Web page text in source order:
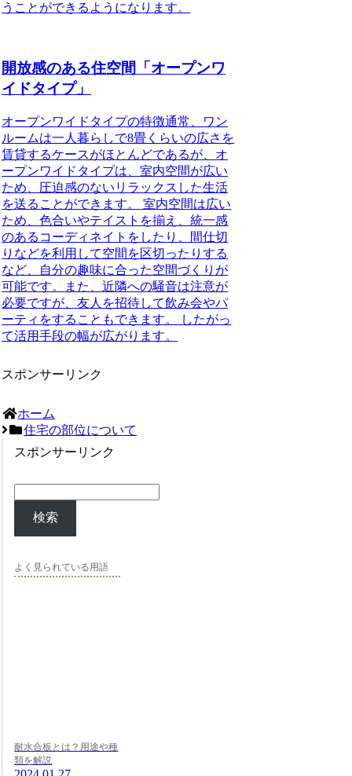
うことができるようになります。
開放感のある住空間「オープンワ
イドタイプ」
オープンワイドタイプの特徴通常、ワン
ルームは一人暮らしで8畳くらいの広さを
賃貸するケースがほとんどであるが、 オ
ープンワイドタイプは、室内空間が広い
ため、圧迫感のないリラックスした生活
を送ることができます。
室内空間は広い
ため、色合いやテイストを揃え、統一感
のあるコーディネイトをしたり、間仕切
りなどを利用して空間を区切ったりする
など、自分の趣味に合った空間づくりが
可能です。また、近隣への騒音は注意が
必要ですが、友人を招待して飲み会やパ
ーティをすることもできます。
したがっ
て活用手段の幅が広がります。
スポンサーリンク
ホーム
住宅の部位について
スポンサーリンク
検索
よく見られている用語
耐水合板とは？用途や種
類を解説